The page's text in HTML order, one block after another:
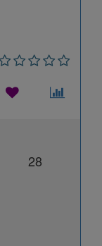
28